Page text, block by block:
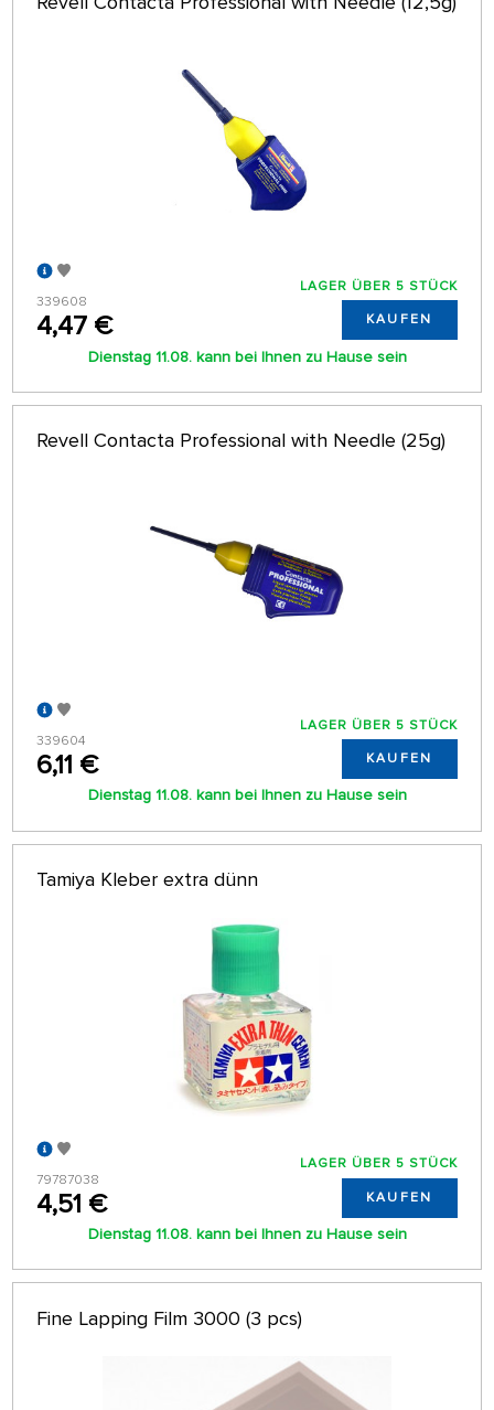
339608
4,47 €
LAGER ÜBER 5 STÜCK
KAUFEN
Dienstag 11.08. kann bei Ihnen zu Hause sein
Revell Contacta Professional with Needle (25g)
339604
6,11 €
LAGER ÜBER 5 STÜCK
KAUFEN
Dienstag 11.08. kann bei Ihnen zu Hause sein
Tamiya Kleber extra dünn
79787038
4,51 €
LAGER ÜBER 5 STÜCK
KAUFEN
Dienstag 11.08. kann bei Ihnen zu Hause sein
Fine Lapping Film 3000 (3 pcs)